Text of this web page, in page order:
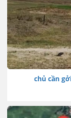
chủ cần